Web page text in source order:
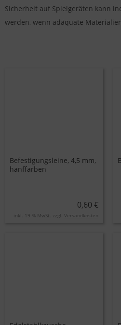
Sicherheit auf Spielgeräten kann
werden, wenn adäquate
Befestigungsleine, 4,5 mm,
hanffarben
0,60 €
inkl. 19 % MwSt. zzgl. Versandkosten